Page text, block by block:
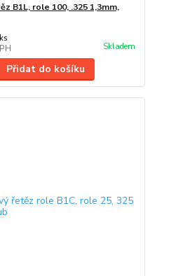
B1L, role 100, .325 1,3mm,
Skladem
Přidat do košíku